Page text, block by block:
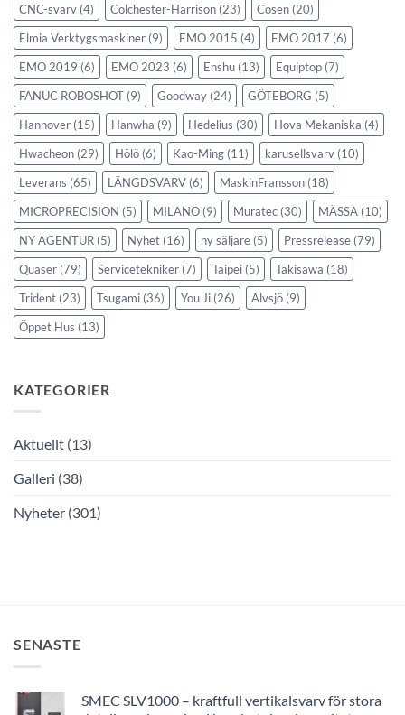
CNC-svarv (4) Colchester-Harrison (23) Cosen (20)
Elmia Verktygsmaskiner (9) EMO 2015 (4) EMO 2017 (6)
EMO 2019 (6) EMO 2023 (6) Enshu (13) Equiptop (7)
FANUC ROBOSHOT (9) Goodway (24) GÖTEBORG (5)
Hannover (15) Hanwha (9) Hedelius (30) Hova Mekaniska (4)
Hwacheon (29) Hölö (6) Kao-Ming (11) karusellsvarv (10)
Leverans (65) LÄNGDSVARV (6) MaskinFransson (18)
MICROPRECISION (5) MILANO (9) Muratec (30) MÄSSA (10)
NY AGENTUR (5) Nyhet (16) ny säljare (5) Pressrelease (79)
Quaser (79) Servicetekniker (7) Taipei (5) Takisawa (18)
Trident (23) Tsugami (36) You Ji (26) Älvsjö (9)
Öppet Hus (13)
KATEGORIER
Aktuellt (13)
Galleri (38)
Nyheter (301)
SENASTE
SMEC SLV1000 – kraftfull vertikalsvarv för stora